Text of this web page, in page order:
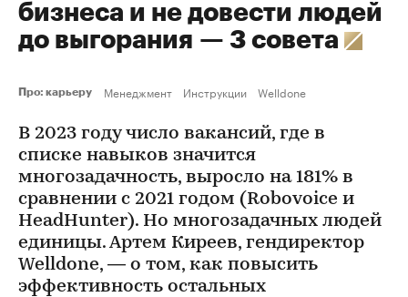
бизнеса и не довести людей
до выгорания — 3 совета
Про: карьеру Менеджмент Инструкции Welldone
В 2023 году число вакансий, где в
списке навыков значится
многозадачность, выросло на 181% в
сравнении с 2021 годом (Robovoice и
HeadHunter). Но многозадачных людей
единицы. Артем Киреев, гендиректор
Welldone, — о том, как повысить
эффективность остальных